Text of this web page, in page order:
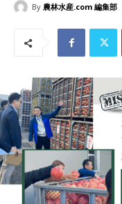
By 農林水産.com 編集部